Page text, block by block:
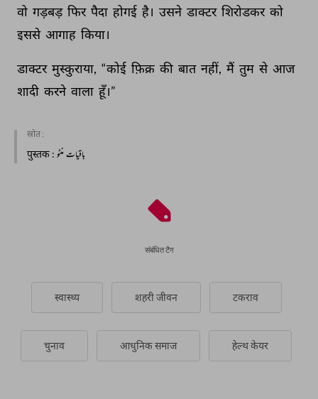
वो गड़बड़ फिर पैदा होगई है। उसने डाक्टर शिरोडकर को
इससे आगाह किया।
डाक्टर मुस्कुराया, “कोई फ़िक्र की बात नहीं, मैं तुम से आज
शादी करने वाला हूँ।”
स्रोत :
पुस्तक : باقیات منٹو
संबंधित टैग
स्वास्थ्य शहरी जीवन टकराव
चुनाव आधुनिक समाज हेल्थ केयर